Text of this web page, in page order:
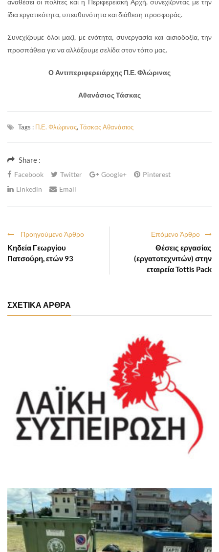
αναθέσει οι πολίτες και η Περιφερειακή Αρχή, συνεχίζοντας με την
ίδια εργατικότητα, υπευθυνότητα και διάθεση προσφοράς.
Συνεχίζουμε όλοι μαζί, με ενότητα, συνεργασία και αισιοδοξία, την
προσπάθεια για να αλλάξουμε σελίδα στον τόπο μας.
Ο Αντιπεριφερειάρχης Π.Ε. Φλώρινας
Αθανάσιος Τάσκας
Tags : Π.Ε. Φλώρινας, Τάσκας Αθανάσιος
Share :
Facebook Twitter Google+
Pinterest
Linkedin
Email
Επόμενο Άρθρο
Θέσεις εργασίας
(εργατοτεχνιτών) στην
εταιρεία Tottis Pack
Προηγούμενο Άρθρο
Κηδεία Γεωργίου
Πατσούρη, ετών 93
ΣΧΕΤΙΚΑ ΑΡΘΡΑ